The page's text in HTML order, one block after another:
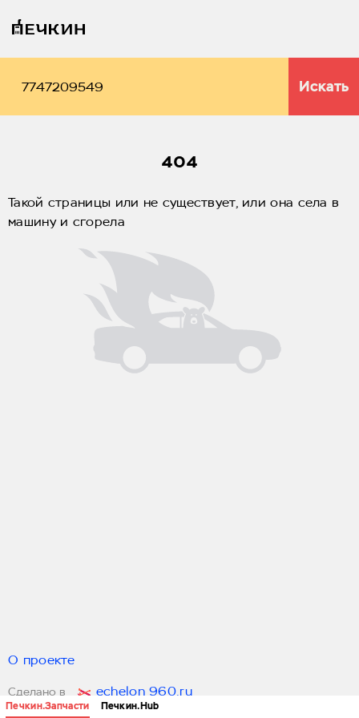
Печкин.Запчасти Печкин.Hub
Искать
404
Такой страницы или не существует, или она села в
машину и сгорела
О проекте
Сделано в echelon 960.ru